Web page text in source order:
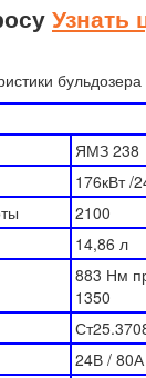
Узнать
ЯМЗ 238
176кВт /
2100
14,86 л
883 Нм
1350
24В / 80А